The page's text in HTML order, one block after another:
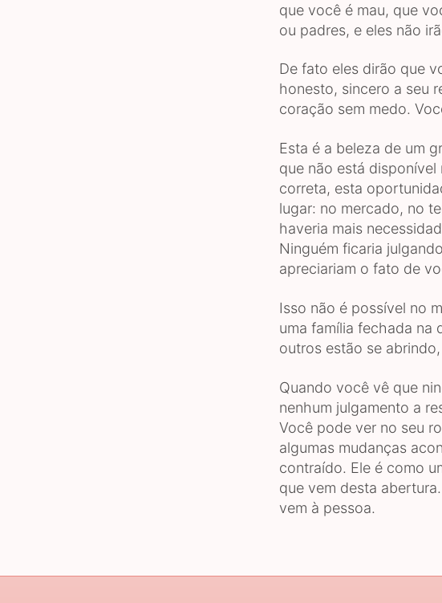
que você é mau, que
ou padres, e eles não
De fato eles dirão que
honesto, sincero a seu
coração sem medo.
Esta é a beleza de um
que não está
correta, esta
lugar: no mercado, no
haveria mais
Ninguém ficaria
apreciariam o fato de
Isso não é possível no
uma família fechada na
outros estão se
Quando você vê que
nenhum julgamento a
Você pode ver no seu
algumas mudanças
contraído. Ele é como
que vem desta
vem à pessoa.